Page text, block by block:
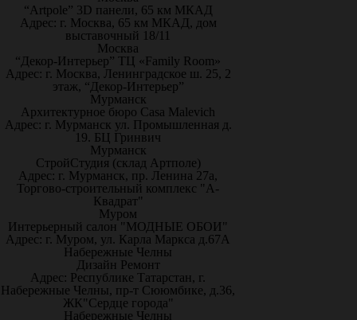
“Artpole” 3D панели, 65 км МКАД
Адрес: г. Москва, 65 км МКАД, дом
выставочный 18/11
Москва
“Декор-Интерьер” ТЦ «Family Room»
Адрес: г. Москва, Ленинградское ш. 25, 2
этаж, “Декор-Интерьер”
Мурманск
Архитектурное бюро Casa Malevich
Адрес: г. Мурманск ул. Промышленная д.
19. БЦ Гринвич
Мурманск
СтройСтудия (склад Артполе)
Адрес: г. Мурманск, пр. Ленина 27а,
Торгово-строительный комплекс "А-
Квадрат"
Муром
Интерьерный салон "МОДНЫЕ ОБОИ"
Адрес: г. Муром, ул. Карла Маркса д.67А
Набережные Челны
Дизайн Ремонт
Адрес: Республике Татарстан, г.
Набережные Челны, пр-т Сююмбике, д.36,
ЖК"Сердце города"
Набережные Челны